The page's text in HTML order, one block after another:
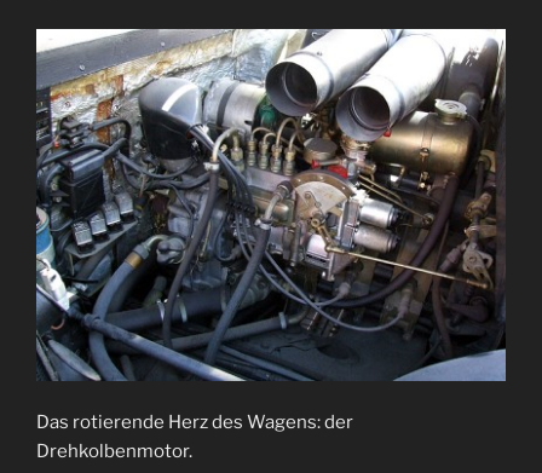
Das rotierende Herz des Wagens: der
Drehkolbenmotor.